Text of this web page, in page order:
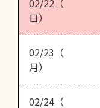
日）
02/23（
月）
02/24（